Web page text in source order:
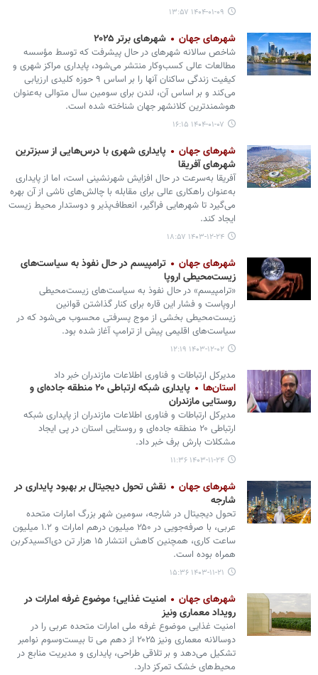
۱۴۰۴-۰۱-۰۹ ۱۳:۵۷
شهرهای جهان شهرهای برتر ۲۰۲۵
شاخص سالانه شهرهای در حال پیشرفت که توسط مؤسسه
مطالعات عالی کسب‌وکار منتشر می‌شود، پایداری مراکز شهری و
کیفیت زندگی ساکنان آنها را بر اساس ۹ حوزه کلیدی ارزیابی
می‌کند و بر اساس آن، لندن برای سومین سال متوالی به‌عنوان
هوشمندترین کلانشهر جهان شناخته شده است.
۱۴۰۴-۰۱-۰۷ ۱۶:۱۵
شهرهای جهان
پایداری شهری با درس‌هایی از سبزترین
شهرهای آفریقا
آفریقا به‌سرعت در حال افزایش شهرنشینی است، اما از پایداری
به‌عنوان راهکاری عالی برای مقابله با چالش‌های ناشی از آن بهره
می‌گیرد تا شهرهایی فراگیر، انعطاف‌پذیر و دوستدار محیط زیست
ایجاد کند.
۱۴۰۳-۱۲-۲۴ ۱۸:۵۷
شهرهای جهان
ترامپیسم در حال نفوذ به سیاست‌های
زیست‌محیطی اروپا
«ترامپیسم» در حال نفوذ به سیاست‌های زیست‌محیطی
اروپاست و فشار این قاره برای کنار گذاشتن قوانین
زیست‌محیطی بخشی از موج پسرفتی محسوب می‌شود که در
سیاست‌های اقلیمی پیش از ترامپ آغاز شده بود.
۱۴۰۳-۱۲-۰۲ ۱۲:۱۹
مدیرکل ارتباطات و فناوری اطلاعات مازندران خبر داد
استان‌ها
پایداری شبکه ارتباطی ۲۰ منطقه جاده‌ای و
روستایی مازندران
مدیرکل ارتباطات و فناوری اطلاعات مازندران از پایداری شبکه
ارتباطی ۲۰ منطقه جاده‌ای و روستایی استان در پی ایجاد
مشکلات بارش برف خبر داد.
۱۴۰۳-۱۱-۲۴ ۱۱:۳۶
شهرهای جهان
نقش تحول دیجیتال بر بهبود پایداری در
شارجه
تحول دیجیتال در شارجه، سومین شهر بزرگ امارات متحده
عربی، با صرفه‌جویی در ۲۵۰ میلیون درهم امارات و ۱.۲ میلیون
ساعت کاری، همچنین کاهش انتشار ۱۵ هزار تن دی‌اکسیدکربن
همراه بوده است.
۱۴۰۳-۱۱-۲۱ ۱۵:۳۶
شهرهای جهان
امنیت غذایی؛ موضوع غرفه امارات در
رویداد معماری ونیز
امنیت غذایی موضوع غرفه ملی امارات متحده عربی را در
دوسالانه معماری ونیز ۲۰۲۵ از دهم می تا بیست‌وسوم نوامبر
تشکیل می‌دهد و بر تلاقی طراحی، پایداری و مدیریت منابع در
محیط‌های خشک تمرکز دارد.